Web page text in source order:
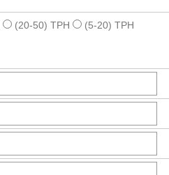
(20-50) TPH (5-20) TPH